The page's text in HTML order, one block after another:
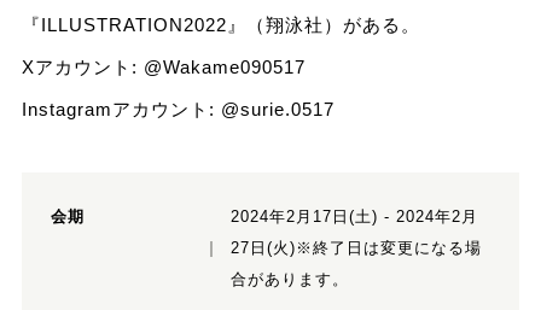
『ILLUSTRATION2022』（翔泳社）がある。
Xアカウント: @Wakame090517
Instagramアカウント: @surie.0517
会期
2024年2月17日(土) - 2024年2月
27日(火)※終了日は変更になる場
合があります。